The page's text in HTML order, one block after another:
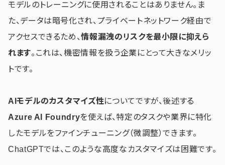
モデルのトレーニングに使用されることはありません。ま
た、データは暗号化され、プライベートネットワーク経由で
アクセスできるため、情報漏洩のリスクを最小限に抑えら
れます。これは、機密情報を扱う企業にとって大きなメリッ
トです。
AIモデルのカスタマイズ性についてですが、後述する
Azure AI Foundryを使えば、特定のタスクや業界に特化
したモデルをファインチューニング（微調整）できます。
ChatGPTでは、このような高度なカスタマイズは困難です。